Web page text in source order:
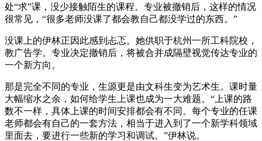
处“求”课，没少接触陌生的课程。专业被撤销后，这样的情况
很常见，“很多老师没课了都会教自己都没学过的东西。”
没课上的伊林正因此感到忐忑。她供职于杭州一所工科院校，
教广告学。专业决定撤销后，将被合并成隔壁视觉传达专业的
一个新方向。
那是完全不同的专业，生源更是由文科生变为艺术生。课时量
大幅缩水之余，如何给学生上课也成为一大难题。“上课的路
数不一样，具体上课的时间安排都会有不同。每个专业的任课
老师都会有自己的一套方法，相当于进入到了一个新学科领域
里面去，要进行一些新的学习和调试。”伊林说。